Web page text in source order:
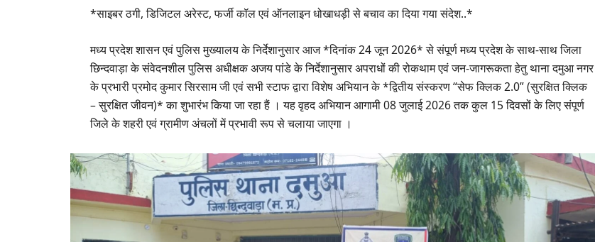
*साइबर ठगी, डिजिटल अरेस्ट, फर्जी कॉल एवं ऑनलाइन धोखाधड़ी से बचाव का दिया गया संदेश..*
मध्य प्रदेश शासन एवं पुलिस मुख्यालय के निर्देशानुसार आज *दिनांक 24 जून 2026* से संपूर्ण मध्य प्रदेश के साथ-साथ जिला
छिन्दवाड़ा के संवेदनशील पुलिस अधीक्षक अजय पांडे के निर्देशानुसार अपराधों की रोकथाम एवं जन-जागरूकता हेतु थाना दमुआ नगर
के प्रभारी प्रमोद कुमार सिरसाम जी एवं सभी स्टाफ द्वारा विशेष अभियान के *द्वितीय संस्करण “सेफ क्लिक 2.0” (सुरक्षित क्लिक
– सुरक्षित जीवन)* का शुभारंभ किया जा रहा हैं । यह वृहद अभियान आगामी 08 जुलाई 2026 तक कुल 15 दिवसों के लिए संपूर्ण
जिले के शहरी एवं ग्रामीण अंचलों में प्रभावी रूप से चलाया जाएगा ।